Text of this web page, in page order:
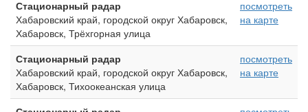
Стационарный радар
Хабаровский край, городской округ Хабаровск,
Хабаровск, Трёхгорная улица
посмотреть
на карте
Стационарный радар
Хабаровский край, городской округ Хабаровск,
Хабаровск, Тихоокеанская улица
посмотреть
на карте